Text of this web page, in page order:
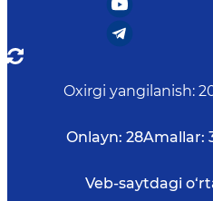
Oxirgi yangilanish:
Onlayn: 28Amallar:
Veb-saytdagi